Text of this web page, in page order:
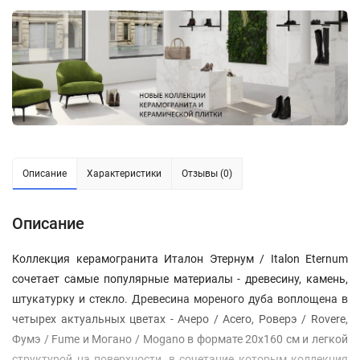
Описание Характеристики Отзывы (0)
Описание
Коллекция керамогранита Италон Этернум / Italon Eternum
сочетает самые популярные материалы - древесину, камень,
штукатурку и стекло. Древесина мореного дуба воплощена в
четырех актуальных цветах - Ачеро / Acero, Роверэ / Rovere,
Фумэ / Fume и Могано / Mogano в формате 20х160 см и легкой